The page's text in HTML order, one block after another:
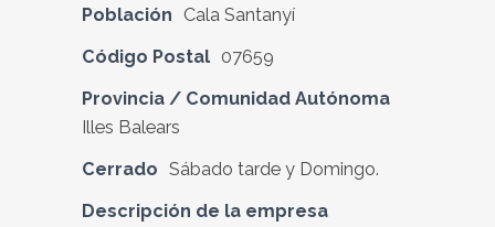
Población
Cala Santanyí
Código Postal 07659
Provincia / Comunidad Autónoma
Illes Balears
Cerrado Sábado tarde y Domingo.
Descripción de la empresa